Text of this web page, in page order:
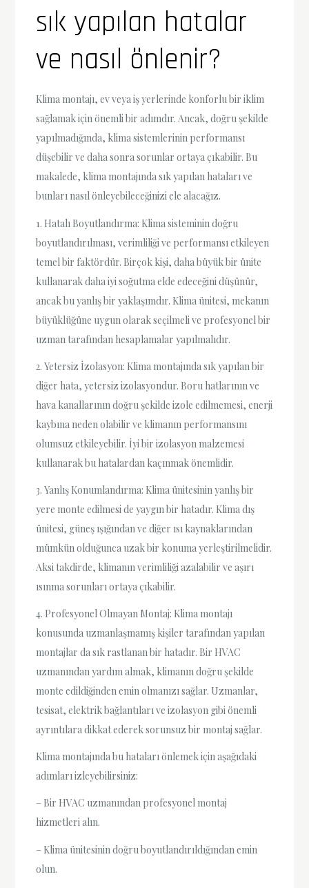
sık yapılan hatalar
ve nasıl önlenir?
Klima montajı, ev veya iş yerlerinde konforlu bir iklim
sağlamak için önemli bir adımdır. Ancak, doğru şekilde
yapılmadığında, klima sistemlerinin performansı
düşebilir ve daha sonra sorunlar ortaya çıkabilir. Bu
makalede, klima montajında sık yapılan hataları ve
bunları nasıl önleyebileceğinizi ele alacağız.
1. Hatalı Boyutlandırma: Klima sisteminin doğru
boyutlandırılması, verimliliği ve performansı etkileyen
temel bir faktördür. Birçok kişi, daha büyük bir ünite
kullanarak daha iyi soğutma elde edeceğini düşünür,
ancak bu yanlış bir yaklaşımdır. Klima ünitesi, mekanın
büyüklüğüne uygun olarak seçilmeli ve profesyonel bir
uzman tarafından hesaplamalar yapılmalıdır.
2. Yetersiz İzolasyon: Klima montajında sık yapılan bir
diğer hata, yetersiz izolasyondur. Boru hatlarının ve
hava kanallarının doğru şekilde izole edilmemesi, enerji
kaybına neden olabilir ve klimanın performansını
olumsuz etkileyebilir. İyi bir izolasyon malzemesi
kullanarak bu hatalardan kaçınmak önemlidir.
3. Yanlış Konumlandırma: Klima ünitesinin yanlış bir
yere monte edilmesi de yaygın bir hatadır. Klima dış
ünitesi, güneş ışığından ve diğer ısı kaynaklarından
mümkün olduğunca uzak bir konuma yerleştirilmelidir.
Aksi takdirde, klimanın verimliliği azalabilir ve aşırı
ısınma sorunları ortaya çıkabilir.
4. Profesyonel Olmayan Montaj: Klima montajı
konusunda uzmanlaşmamış kişiler tarafından yapılan
montajlar da sık rastlanan bir hatadır. Bir HVAC
uzmanından yardım almak, klimanın doğru şekilde
monte edildiğinden emin olmanızı sağlar. Uzmanlar,
tesisat, elektrik bağlantıları ve izolasyon gibi önemli
ayrıntılara dikkat ederek sorunsuz bir montaj sağlar.
Klima montajında bu hataları önlemek için aşağıdaki
adımları izleyebilirsiniz:
– Bir HVAC uzmanından profesyonel montaj
hizmetleri alın.
– Klima ünitesinin doğru boyutlandırıldığından emin
olun.